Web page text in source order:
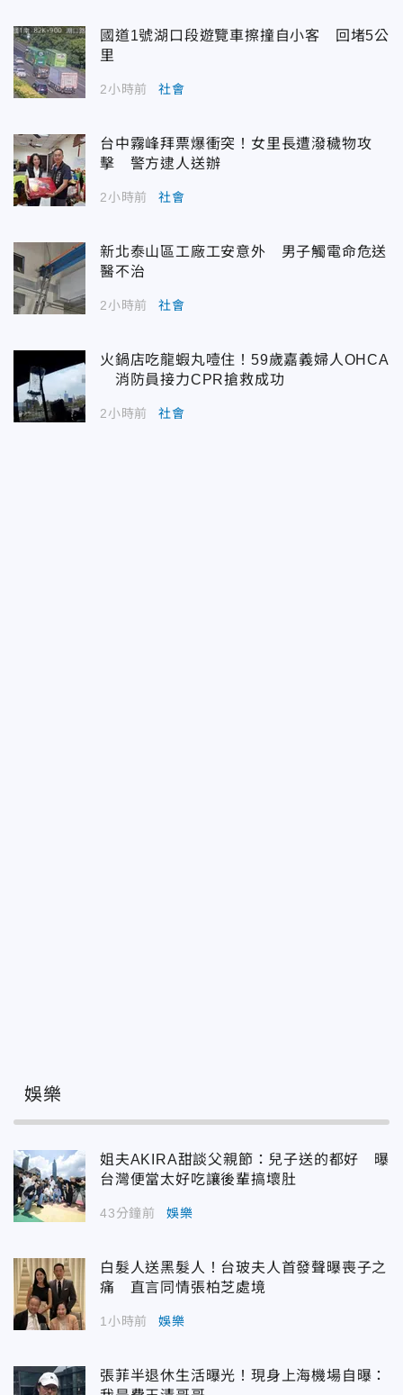
國道1號湖口段遊覽車擦撞自小客 回堵5公
里
2小時前 社會
台中霧峰拜票爆衝突！女里長遭潑穢物攻
擊 警方逮人送辦
2小時前 社會
新北泰山區工廠工安意外 男子觸電命危送
醫不治
2小時前 社會
火鍋店吃龍蝦丸噎住！59歲嘉義婦人OHCA
消防員接力CPR搶救成功
2小時前 社會
娛樂
姐夫AKIRA甜談父親節：兒子送的都好 曝
台灣便當太好吃讓後輩搞壞肚
43分鐘前 娛樂
白髮人送黑髮人！台玻夫人首發聲曝喪子之
痛 直言同情張柏芝處境
1小時前 娛樂
張菲半退休生活曝光！現身上海機場自曝：